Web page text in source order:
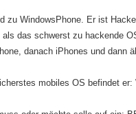
zu WindowsPhone. Er ist
als das schwerst zu hackende
danach iPhones und dann
mobiles OS befindet er: